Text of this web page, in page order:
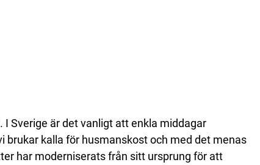
Sverige är det vanligt att enkla middagar
brukar kalla för husmanskost och med det menas
har moderniserats från sitt ursprung för att